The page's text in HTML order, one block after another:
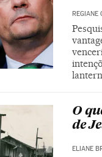
REGIANE
O
de
ELIANE